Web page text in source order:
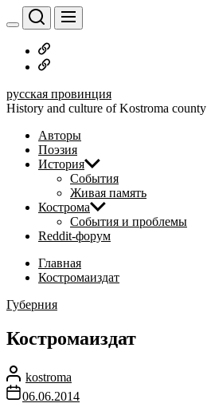
Перейти
к
содержимому
Русское
дворянство
Наши
русская провинция
History and culture of Kostroma county
Авторы
Поэзия
История
События
Живая память
Кострома
События и проблемы
Reddit-форум
Главная
Костромаиздат
Губерния
Костромаиздат
kostroma
06.06.2014